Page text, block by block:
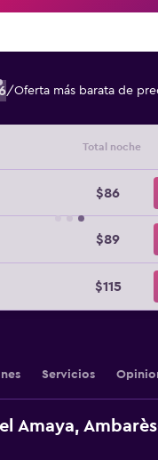
/Oferta más barata de
Total noche
$86
$89
$115
Servicios
Amaya,